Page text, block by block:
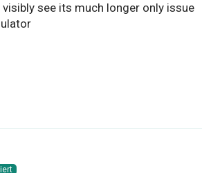
see its much longer only issue